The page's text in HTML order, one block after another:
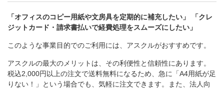
「オフィスのコピー用紙や文房具を定期的に補充したい」
「クレ
ジットカード・請求書払いで経費処理をスムーズにしたい」
このような事業目的でのご利用には、アスクルがおすすめです。
アスクルの最大のメリットは、その利便性と信頼性にあります。
税込2,000円以上の注文で送料無料になるため、急に「A4用紙が足
りない！」という場合でも、気軽に注文できます。また、法人向